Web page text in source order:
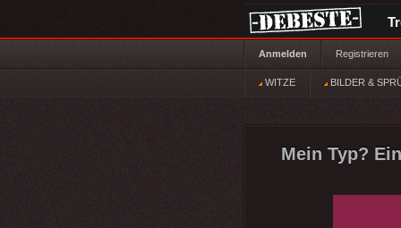
Anmelden Registrieren
WITZE BILDER &
Mein Typ?